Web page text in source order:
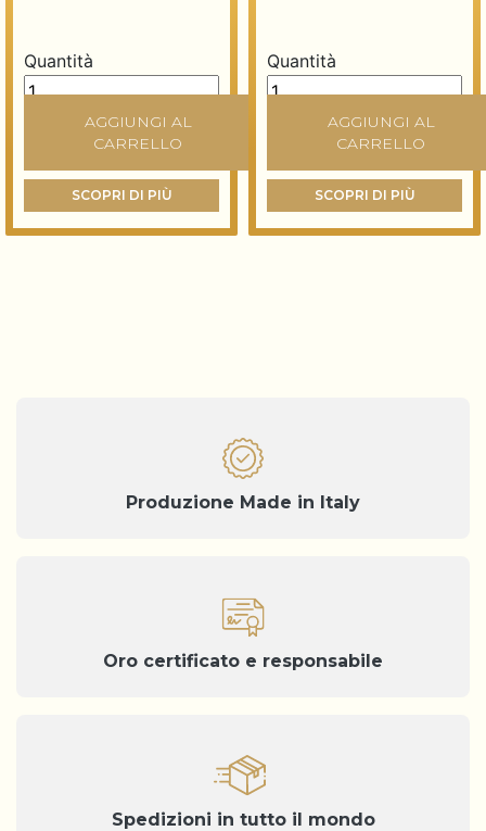
Quantità
Foglia oro in libretto 80x80 mm - 13 grammi - Arancio
AGGIUNGI AL
CARRELLO
SCOPRI DI PIÙ
Quantità
Foglia oro in libretto
AGGIUNGI AL
CARRELLO
SCOPRI DI PIÙ
Produzione Made in Italy
Oro certificato e responsabile
Spedizioni in tutto il mondo